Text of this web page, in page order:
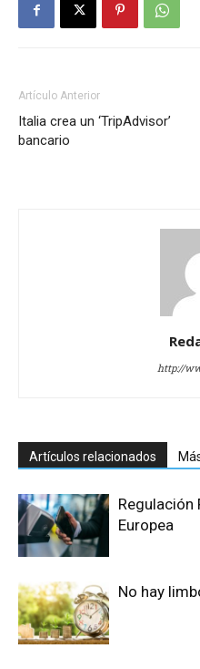
Artículo Anterior
Italia crea un ‘TripAdvisor’
bancario
http://
Artículos relacionados
Regulación
Europea
No hay